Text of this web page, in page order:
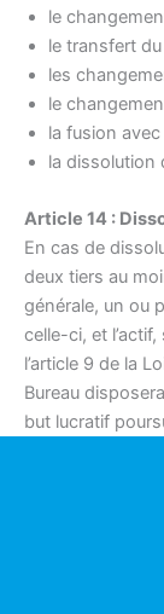
le
le transfert
les
le
la fusion
la dissolution
Article 14 :
En cas de
deux tiers au
générale, un ou
celle-ci, et
l’article 9 de la
Bureau
but lucratif